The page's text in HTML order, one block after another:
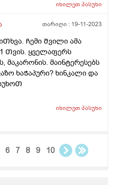
აღარაფერს
აქვს.თვითონაც
ჭამოს სხვა
ფსიქოლოგი ამ
იხილეთპასუხი
თარიღი : 19-11-2023
Ჩემი Შვილი ამა
Თვის. ყველაფერს
მაინტერესებს
ხაᲭაპური? ხინკალი და
იხილეთპასუხი
6 7 8 9 10